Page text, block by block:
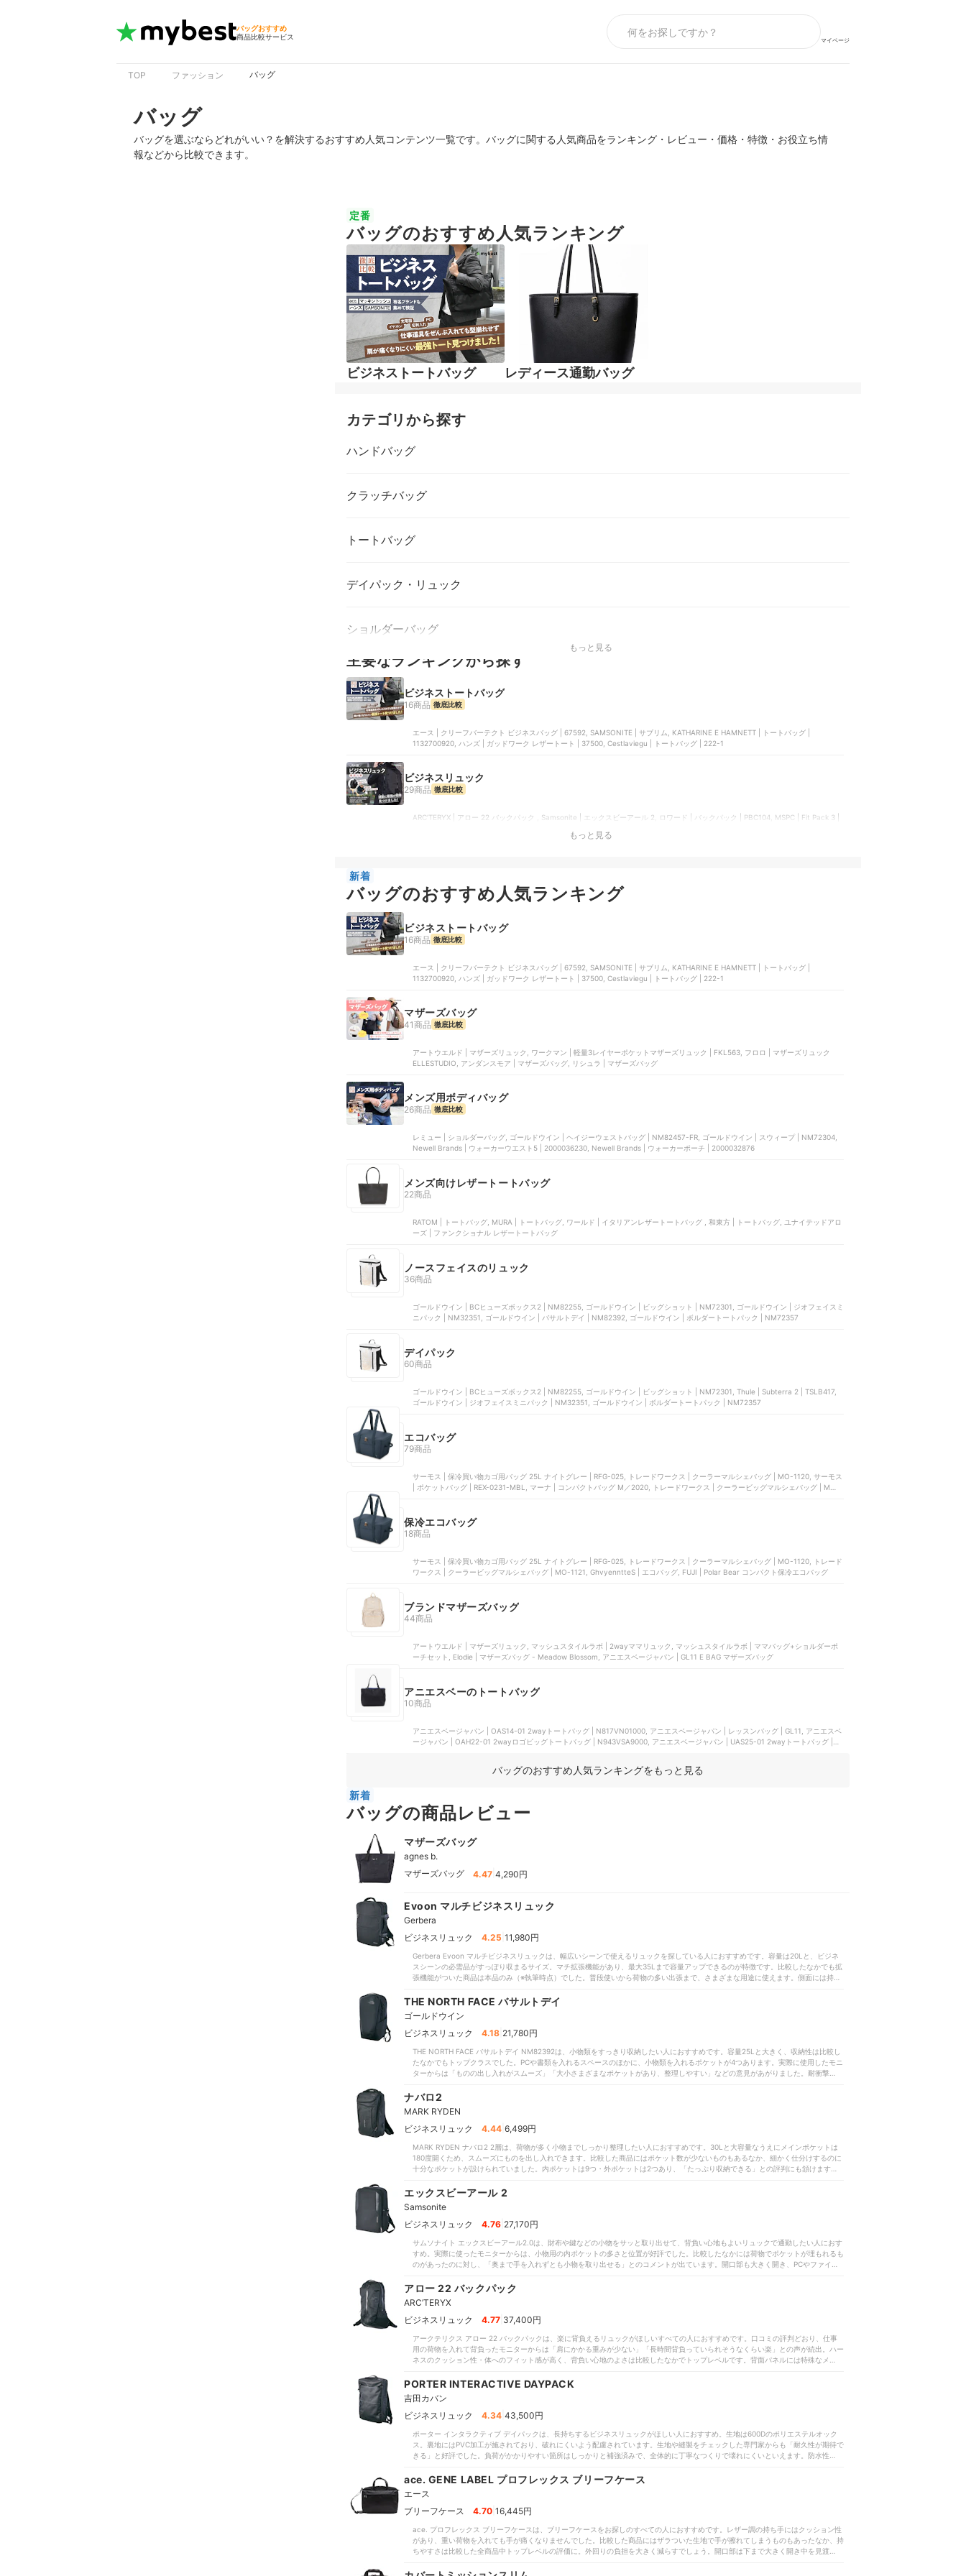
バッグおすすめ
商品比較サービス
マイページ
TOP ファッション バッグ
バッグ
バッグを選ぶならどれがいい？を解決するおすすめ人気コンテンツ一覧です。バッグに関する人気商品をランキング・レビュー・価格・特徴・お役立ち情
報などから比較できます。
定番
バッグのおすすめ人気ランキング
ビジネストートバッグ レディース通勤バッグ
カテゴリから探す
ハンドバッグ
クラッチバッグ
トートバッグ
デイパック・リュック
ショルダーバッグ
もっと見る
主要なランキングから探す
ビジネストートバッグ
16商品 徹底比較
エース | クリーフバーテクト ビジネスバッグ | 67592, SAMSONITE | サブリム, KATHARINE E HAMNETT | トートバッグ |
1132700920, ハンズ | ガッドワーク レザートート | 37500, Cestlaviegu | トートバッグ | 222-1
ビジネスリュック
29商品 徹底比較
ARC’TERYX | アロー 22 バックパック , Samsonite | エックスビーアール 2, ロワード | バックパック | PBC104, MSPC | Fit Pack 3 |
もっと見る
新着
バッグのおすすめ人気ランキング
ビジネストートバッグ
16商品 徹底比較
エース | クリーフバーテクト ビジネスバッグ | 67592, SAMSONITE | サブリム, KATHARINE E HAMNETT | トートバッグ |
1132700920, ハンズ | ガッドワーク レザートート | 37500, Cestlaviegu | トートバッグ | 222-1
マザーズバッグ
41商品 徹底比較
アートウエルド | マザーズリュック, ワークマン | 軽量3レイヤーポケットマザーズリュック | FKL563, フロロ | マザーズリュック
ELLESTUDIO, アンダンスモア | マザーズバッグ, リシュラ | マザーズバッグ
メンズ用ボディバッグ
26商品 徹底比較
レミュー | ショルダーバッグ, ゴールドウイン | ヘイジーウェストバッグ | NM82457-FR, ゴールドウイン | スウィープ | NM72304,
Newell Brands | ウォーカーウエスト5 | 2000036230, Newell Brands | ウォーカーポーチ | 2000032876
メンズ向けレザートートバッグ
22商品
RATOM | トートバッグ, MURA | トートバッグ, ワールド | イタリアンレザートートバッグ , 和東方 | トートバッグ, ユナイテッドアロ
ーズ | ファンクショナル レザートートバッグ
ノースフェイスのリュック
36商品
ゴールドウイン | BCヒューズボックス2 | NM82255, ゴールドウイン | ビッグショット | NM72301, ゴールドウイン | ジオフェイスミ
ニパック | NM32351, ゴールドウイン | バサルトデイ | NM82392, ゴールドウイン | ボルダートートパック | NM72357
デイパック
60商品
ゴールドウイン | BCヒューズボックス2 | NM82255, ゴールドウイン | ビッグショット | NM72301, Thule | Subterra 2 | TSLB417,
ゴールドウイン | ジオフェイスミニパック | NM32351, ゴールドウイン | ボルダートートパック | NM72357
エコバッグ
79商品
サーモス | 保冷買い物カゴ用バッグ 25L ナイトグレー | RFG-025, トレードワークス | クーラーマルシェバッグ | MO-1120, サーモス
| ポケットバッグ | REX-0231-MBL, マーナ | コンパクトバッグ M／2020, トレードワークス | クーラービッグマルシェバッグ | MO-
保冷エコバッグ
18商品
サーモス | 保冷買い物カゴ用バッグ 25L ナイトグレー | RFG-025, トレードワークス | クーラーマルシェバッグ | MO-1120, トレード
ワークス | クーラービッグマルシェバッグ | MO-1121, GhvyenntteS | エコバッグ, FUJI | Polar Bear コンパクト保冷エコバッグ
ブランドマザーズバッグ
44商品
アートウエルド | マザーズリュック, マッシュスタイルラボ | 2wayママリュック, マッシュスタイルラボ | ママバッグ+ショルダーポ
ーチセット, Elodie | マザーズバッグ - Meadow Blossom, アニエスベージャパン | GL11 E BAG マザーズバッグ
アニエスベーのトートバッグ
10商品
アニエスベージャパン | OAS14-01 2wayトートバッグ | N817VN01000, アニエスベージャパン | レッスンバッグ | GL11, アニエスベ
ージャパン | OAH22-01 2wayロゴビッグトートバッグ | N943VSA9000, アニエスベージャパン | UAS25-01 2wayトートバッグ |
バッグのおすすめ人気ランキングをもっと見る
新着
バッグの商品レビュー
マザーズバッグ
agnes b.
マザーズバッグ
4.47 4,290円
Evoon マルチビジネスリュック
Gerbera
ビジネスリュック
4.25 11,980円
Gerbera Evoon マルチビジネスリュックは、幅広いシーンで使えるリュックを探している人におすすめです。容量は20Lと、ビジネ
スシーンの必需品がすっぽり収まるサイズ。マチ拡張機能があり、最大35Lまで容量アップできるのが特徴です。比較したなかでも拡
張機能がついた商品は本品のみ（※執筆時点）でした。普段使いから荷物の多い出張まで、さまざまな用途に使えます。側面には持ち
部は180度開くため、ものの出し入れもスムーズでした。PCポケットは比較した大半の商品同様衝撃を緩和する構造で、17.3インチま
で収納可能です。実際に使用したモニター13人からは、背負い心地のフィット感が好評でした。比較した一部商品のようにハーネス
が肩に食い込むことはなく、「軽く感じる」「ムレが気になりにくい」などの意見があがっています。ハーネスと背面はエアメッシュ
素材で熱がこもりにくいため、徒歩・自転車通勤にもおすすめです。厚さは12cmとスリムで電車通勤時に邪魔になりにくいのも利
な生地で縫製には補強が施されている点が評価されました。ただし本体底部までファスナーがあるため、重い荷物を入れるときは注意
しましょう。また、モニターから「小さめのポケットが少ない」との声が多かった点も気がかり。口コミで指摘されていたとおり、防
水性もいまひとつでした。実際にシャワーをかけると内部まで浸水したため、雨天時には水濡れ対策が必要です。防水性を重視する人
THE NORTH FACE バサルトデイ
ゴールドウイン
ビジネスリュック
4.18 21,780円
THE NORTH FACE バサルトデイ NM82392は、小物類をすっきり収納したい人におすすめです。容量25Lと大きく、収納性は比較し
たなかでもトップクラスでした。PCや書類を入れるスペースのほかに、小物類を入れるポケットが4つあります。実際に使用したモニ
ターからは「ものの出し入れがスムーズ」「大小さまざまなポケットがあり、整理しやすい」などの意見があがりました。耐衝撃・耐
に浸水したなか、中身がまったく濡れませんでした。縫製がきれいなうえに、補強もしっかり施されています。生地は厚く丈夫で、専
への不満が一切あがりませんでした。加えて、背面とハーネスにクッション性があり、背負い心地も良好です。「肩へ食い込みにく
い」「軽く感じる」と好評だったため、暑さの厳しい夏場や荷物が多い日でも、快適に通勤・通学できるでしょう。ただしハーネスに
ません。通勤時間が長い人や、満員電車に乗る機会が多い人は負担や扱いにくさを感じる可能性があります。総合的に見ると、口コミ
の評判どおり小物類を収納しやすく、雨にも強い一品です。しかし比較した商品には、よりフィット感のある背負い心地で、取り回し
に優れるものもあるので、気になる人はあわせてチェックしてみてはいかがでしょうか。
ナバロ2
MARK RYDEN
ビジネスリュック
4.44 6,499円
MARK RYDEN ナバロ2 2層は、荷物が多く小物までしっかり整理したい人におすすめです。30Lと大容量なうえにメインポケットは
180度開くため、スムーズにものを出し入れできます。比較した商品にはポケット数が少ないものもあるなか、細かく仕分けするのに
十分なポケットが設けられていました。内ポケットは9つ・外ポケットは2つあり、「たっぷり収納できる」との評判にも頷けます。
い」と好印象を抱きました。また、背面にはメッシュ素材が使われており、ムレにくい構造です。モニター13人中12人が通気性のよ
さを高く評価したため、暑い夏場でも快適に背負えるでしょう。服飾・アパレルの専門家が確認するとややつくりが粗い部分があった
ものの、各部への補強が施されており耐久性も悪くありません。比較したなかにはパソコンを衝撃から守るには心もとないものもあり
ましたが、こちらはPCポケットのクッション性も十分。普段から電子機器類を持ち歩く人にもぴったりです。ただし口コミに「背面
め、大雨の日には対策が必要。自転車通勤にはやや不向きといえるでしょう。また、本体は18cmとやや分厚いので、満員電車では迷
惑にならないよう注意が必要です。たっぷり収納できて整理整頓しやすいうえに、背負った際の重さが気になりにくいため、出張や旅
行にも使いたい人には適しています。しかし比較したなかにはよりスリムで取り回しやすいものもあるので、自分が持ち運びたい荷物
エックスビーアール 2
Samsonite
ビジネスリュック
4.76 27,170円
サムソナイト エックスビーアール2.0は、財布や鍵などの小物をサッと取り出せて、背負い心地もよいリュックで通勤したい人におす
すめ。実際に使ったモニターからは、小物用の内ポケットの多さと位置が好評でした。比較したなかには荷物でポケットが埋もれるも
のがあったのに対し、「奥まで手を入れずとも小物を取り出せる」とのコメントが出ています。開口部も大きく開き、PCやファイル
ーから「荷物の重さを軽減できている」「長時間背負っていられそう」との声が。クッション性・フィット感のあるハーネスが肩への
食い込みを防ぎますよ。背中にピタッと密着する感覚があるものの、背面のメッシュ加工のおかげで通気性もよいとわかりました。実
際に3分背負ったモニターからは、「ムレが気にならない」という意見が続出。夏場の通勤も快適そうです。生地や縫製などのつくり
を確認した専門家からは、全体に厚い芯が入った構造が好評でした。ソフトタイプのスーツケースのような頑丈さなのでガシガシ使い
す。なお、比較したなかには奥行が約11cmと薄いものがありましたが、本商品は17cmと厚め。満員電車で前に抱えると邪魔になりそ
うな点には留意しておきましょう。とはいえ、リュック内を整理整頓しやすいうえに背負い心地がよいのは魅力的。仕事道具が多い人
はぜひ検討してみてください。
アロー 22 バックパック
ARC’TERYX
ビジネスリュック
4.77 37,400円
アークテリクス アロー 22 バックパックは、楽に背負えるリュックがほしいすべての人におすすめです。口コミの評判どおり、仕事
用の荷物を入れて背負ったモニターからは「肩にかかる重みが少ない」「長時間背負っていられそうなくらい楽」との声が続出。ハー
ネスのクッション性・体へのフィット感が高く、背負い心地のよさは比較したなかでトップレベルです。背面パネルには特殊なメッシ
を30秒間当て続けてもメイン収納部・PCスリーブともに濡れておらず、「防水性が驚くほど高い」との口コミどおりといえます。服
かりコーティングを施しているうえ、ハーネスや裏地の末端など負荷がかかりやすい箇所もしっかり補強済み。毎日使っても壊れにく
い、タフな一品といえます。気になったのは、内側のポケットの少なさ。サイズが大きいうえに仕切りがないので、モニターから「小
め、満員電車では少し邪魔になりそうな点も気になりました。とはいえ、背負い心地・通気性・防水性・耐久性はハイレベルで、アウ
トドアブランドらしい機能性が光るビジネスリュックといえます。通勤時の負担を減らして気持ちよく仕事をはじめたい人は、ぜひ購
入を検討してみてください。
PORTER INTERACTIVE DAYPACK
吉田カバン
ビジネスリュック
4.34 43,500円
ポーター インタラクティブ デイパックは、長持ちするビジネスリュックがほしい人におすすめ。生地は600Dのポリエステルオック
ス。裏地にはPVC加工が施されており、破れにくいよう配慮されています。生地や縫製をチェックした専門家からも「耐久性が期待で
きる」と好評でした。負荷がかかりやすい箇所はしっかりと補強済みで、全体的に丁寧なつくりで壊れにくいといえます。防水性もハ
けていましたが、本商品も負けていません。突然雨が降ってきても、PCやクライアントに提出する資料が濡れる心配は少ないでしょ
う。実際に使ったモニターからは、「開口部が大きく、荷物を出し入れしやすい」と好評。内側の生地の色が明るく、「中を見やす
い」と感じた人もいます。厚さわずか11cmと薄型なので、前に抱えたときに邪魔になりにくいのもよい点。満員電車でも周囲に迷惑
をかけづらいといえます。背面パネルがメッシュになっており、モニターからは「背中がムレにくい」との声が続出。ただし、背負い
くいものがあったのに対し、肩への食い込みが気になりました。内側のポケットはどれも大きく、「イヤホンなどの小さいアイテムが
埋もれそう」と感じた人も。より細かく整理整頓したい人はポーチも併用するとよいでしょう。とはいえ、毎日使うものだからこそ、
気兼ねなく使い倒せる頑丈さは大きな魅力。長く愛用できるものがほしい人はぜひ検討してみてください。
ace. GENE LABEL プロフレックス ブリーフケース
エース
ブリーフケース
4.70 16,445円
ace. プロフレックス ブリーフケースは、ブリーフケースをお探しのすべての人におすすめです。レザー調の持ち手にはクッション性
があり、重い荷物を入れても手が痛くなりませんでした。比較した商品にはザラついた生地で手が擦れてしまうものもあったなか、持
ちやすさは比較した全商品中トップレベルの評価に。外回りの負担を大きく減らすでしょう。開口部は下まで大きく開き中を見渡せま
配置。外側にも新聞やスマホ、ペンなどがすっきりと整理整頓でき、快適な使い心地です。優れた耐久性も魅力で、素材には高密度に